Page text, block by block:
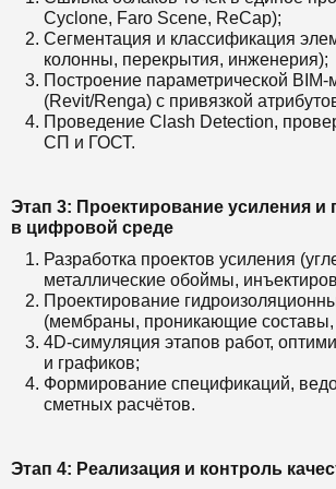
Cyclone, Faro Scene, ReCap);
Сегментация и классификация
колонны, перекрытия, инженерия);
Построение параметрической BIM-
(Revit/Renga) с привязкой
Проведение Clash Detection,
СП и ГОСТ.
Этап 3: Проектирование усиления и
в цифровой среде
Разработка проектов усиления
металлические обоймы,
Проектирование
(мембраны, проникающие
4D-симуляция этапов работ,
и графиков;
Формирование спецификаций,
сметных расчётов.
Этап 4: Реализация и контроль